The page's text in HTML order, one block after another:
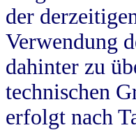
der
Verwendung
dahinter zu
technischen
erfolgt nach